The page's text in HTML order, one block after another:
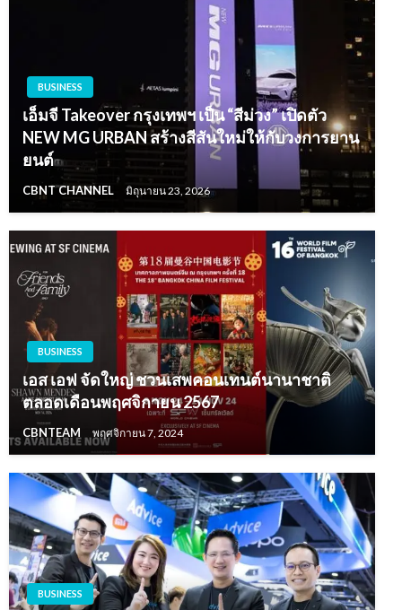
BUSINESS
เอ็มจี Takeover กรุงเทพฯ เป็น “สีม่วง” เปิดตัว
NEW MG URBAN สร้างสีสันใหม่ให้กับวงการยาน
ยนต์
CBNT CHANNEL มิถุนายน 23, 2026
BUSINESS
เอส เอฟ จัดใหญ่ ชวนเสพคอนเทนต์นานาชาติ
ตลอดเดือนพฤศจิกายน 2567
CBNTEAM พฤศจิกายน 7, 2024
BUSINESS